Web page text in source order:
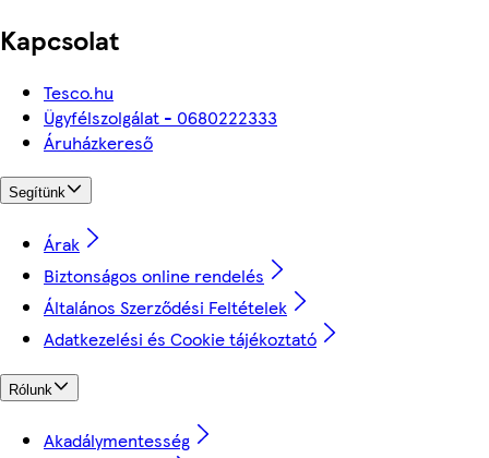
Kapcsolat
Tesco.hu
Ügyfélszolgálat - 0680222333
Áruházkereső
Segítünk
Árak
Biztonságos online rendelés
Általános Szerződési Feltételek
Adatkezelési és Cookie tájékoztató
Rólunk
Akadálymentesség